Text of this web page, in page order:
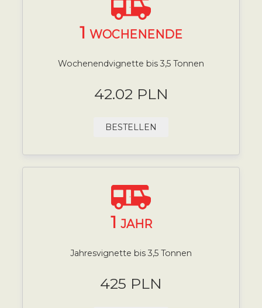
1 WOCHENENDE
Wochenendvignette bis 3,5 Tonnen
42.02 PLN
BESTELLEN
1 JAHR
Jahresvignette bis 3,5 Tonnen
425 PLN